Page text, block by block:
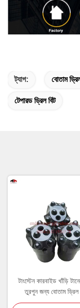
ট্যাগ: বোতাম
টেপারড ড্রিল বিট
টাংস্টেন কারবাইড খাঁড়ি
তুরপুন জন্য বোতাম ড্রিল